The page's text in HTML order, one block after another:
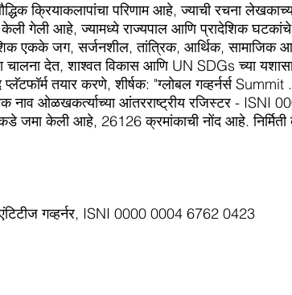
क्रियाकलापांचा परिणाम आहे, ज्याची रचना
केली गेली आहे, ज्यामध्ये राज्यपाल आणि प्रादेशिक
एकके जग, सर्जनशील, तांत्रिक, आर्थिक, सामाजिक
चालना देत, शाश्वत विकास आणि UN SDGs च्या
तयार करणे, शीर्षक: "ग्लोबल गव्हर्नर्स Summit
नाव ओळखकर्त्याच्या आंतरराष्ट्रीय रजिस्टर -
केली आहे, 26126 क्रमांकाची नोंद आहे. निर्मिती
एंटिटीज गव्हर्नर, ISNI 0000 0004 6762 0423